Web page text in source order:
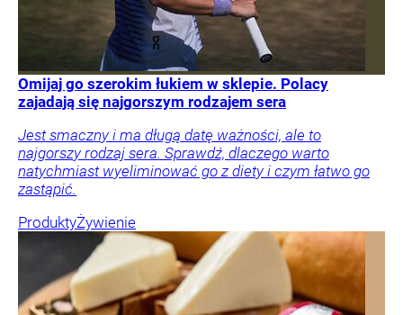
Omijaj go szerokim łukiem w sklepie. Polacy
zajadają się najgorszym rodzajem sera
Jest smaczny i ma długą datę ważności, ale to
najgorszy rodzaj sera. Sprawdź, dlaczego warto
natychmiast wyeliminować go z diety i czym łatwo go
zastąpić.
ProduktyŻywienie